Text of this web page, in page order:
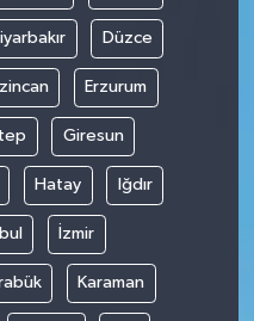
Düzce
Erzurum
Giresun
Hatay Iğdır
İzmir
Karaman